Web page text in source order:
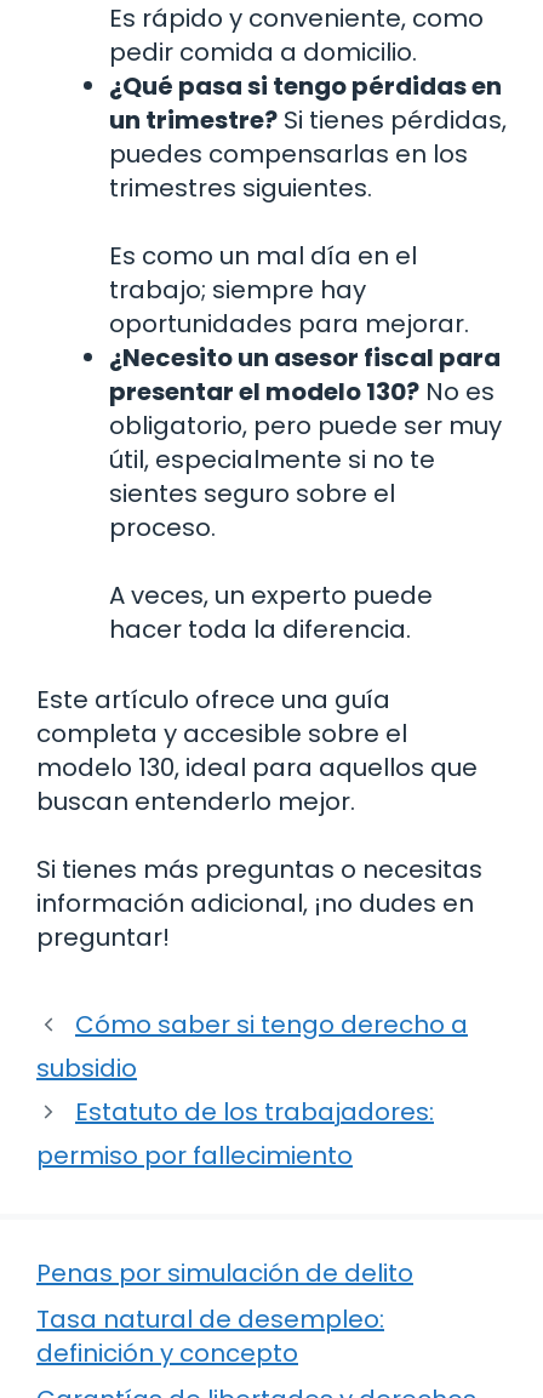
Es rápido y conveniente, como
pedir comida a domicilio.
¿Qué pasa si tengo pérdidas en
un trimestre? Si tienes pérdidas,
puedes compensarlas en los
trimestres siguientes.
Es como un mal día en el
trabajo; siempre hay
oportunidades para mejorar.
¿Necesito un asesor fiscal para
presentar el modelo 130? No es
obligatorio, pero puede ser muy
útil, especialmente si no te
sientes seguro sobre el
proceso.
A veces, un experto puede
hacer toda la diferencia.
Este artículo ofrece una guía
completa y accesible sobre el
modelo 130, ideal para aquellos que
buscan entenderlo mejor.
Si tienes más preguntas o necesitas
información adicional, ¡no dudes en
preguntar!
Cómo saber si tengo derecho a
subsidio
Estatuto de los trabajadores:
permiso por fallecimiento
Penas por simulación de delito
Tasa natural de desempleo:
definición y concepto